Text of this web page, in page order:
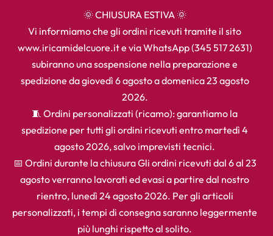
🌞 CHIUSURA ESTIVA 🌞
Vi informiamo che gli ordini ricevuti tramite il sito
www.iricamidelcuore.it e via WhatsApp (345 517 2631)
subiranno una sospensione nella preparazione e
spedizione da giovedì 6 agosto a domenica 23 agosto
2026.
🧵 Ordini personalizzati (ricamo): garantiamo la
spedizione per tutti gli ordini ricevuti entro martedì 4
agosto 2026, salvo imprevisti tecnici.
📅 Ordini durante la chiusura Gli ordini ricevuti dal 6 al 23
agosto verranno lavorati ed evasi a partire dal nostro
rientro, lunedì 24 agosto 2026. Per gli articoli
personalizzati, i tempi di consegna saranno leggermente
più lunghi rispetto al solito.